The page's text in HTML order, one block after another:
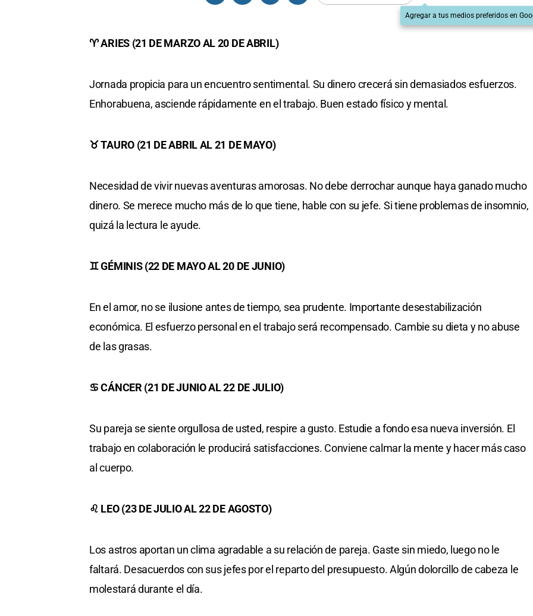
Agregar a tus medios preferidos en
♈ ARIES (21 DE MARZO AL 20 DE ABRIL)
Jornada propicia para un encuentro sentimental. Su dinero crecerá sin demasiados esfuerzos.
Enhorabuena, asciende rápidamente en el trabajo. Buen estado físico y mental.
♉ TAURO (21 DE ABRIL AL 21 DE MAYO)
Necesidad de vivir nuevas aventuras amorosas. No debe derrochar aunque haya ganado mucho
dinero. Se merece mucho más de lo que tiene, hable con su jefe. Si tiene problemas de insomnio,
quizá la lectura le ayude.
♊ GÉMINIS (22 DE MAYO AL 20 DE JUNIO)
En el amor, no se ilusione antes de tiempo, sea prudente. Importante desestabilización
económica. El esfuerzo personal en el trabajo será recompensado. Cambie su dieta y no abuse
de las grasas.
♋ CÁNCER (21 DE JUNIO AL 22 DE JULIO)
Su pareja se siente orgullosa de usted, respire a gusto. Estudie a fondo esa nueva inversión. El
trabajo en colaboración le producirá satisfacciones. Conviene calmar la mente y hacer más caso
al cuerpo.
♌ LEO (23 DE JULIO AL 22 DE AGOSTO)
Los astros aportan un clima agradable a su relación de pareja. Gaste sin miedo, luego no le
faltará. Desacuerdos con sus jefes por el reparto del presupuesto. Algún dolorcillo de cabeza le
molestará durante el día.